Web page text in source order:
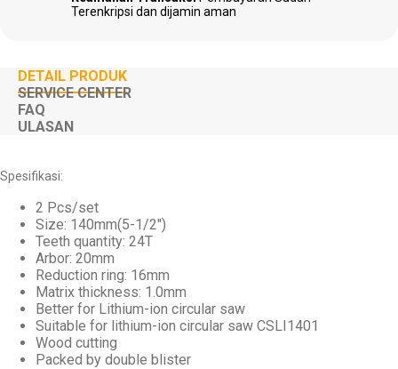
Terenkripsi dan dijamin aman
DETAIL PRODUK
SERVICE CENTER
FAQ
ULASAN
Spesifikasi:
2 Pcs/set
Size: 140mm(5-1/2")
Teeth quantity: 24T
Arbor: 20mm
Reduction ring: 16mm
Matrix thickness: 1.0mm
Better for Lithium-ion circular saw
Suitable for lithium-ion circular saw CSLI1401
Wood cutting
Packed by double blister